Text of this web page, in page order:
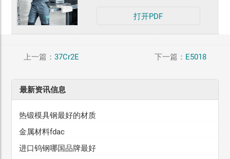
打开PDF
上一篇： 37Cr2E 下一篇： E5018
最新资讯信息
热锻模具钢最好的材质
金属材料fdac
进口钨钢哪国品牌最好